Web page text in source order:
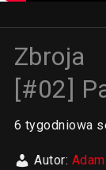
Zbroja
[#02]
6 tygodniowa
Autor: